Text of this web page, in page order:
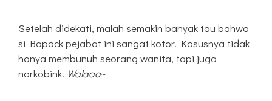
Setelah didekati, malah semakin banyak tau bahwa
si Bapack pejabat ini sangat kotor. Kasusnya tidak
hanya membunuh seorang wanita, tapi juga
narkobink! Walaaa~